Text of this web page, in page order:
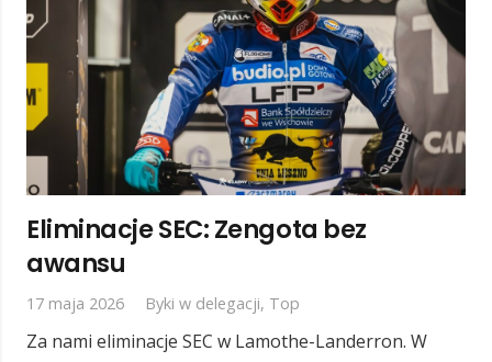
Eliminacje SEC: Zengota bez
awansu
17 maja 2026 Byki w delegacji, Top
Za nami eliminacje SEC w Lamothe-Landerron. W